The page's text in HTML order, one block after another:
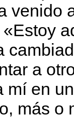
venido
a
mí en
más o